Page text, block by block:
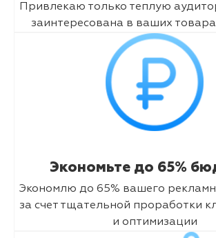
Привлекаю только теплую
заинтересована в ваших
Экономьте до 65%
Экономлю до 65% вашего
за счет тщательной проработки
и оптимизации